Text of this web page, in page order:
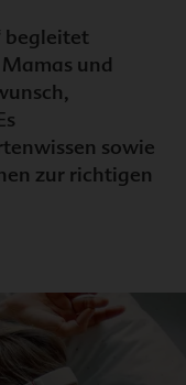
begleitet
und
sowie
zur richtigen
Service
Produkte